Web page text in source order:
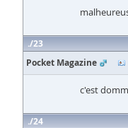
23
Pocket Magazine
c'est
24